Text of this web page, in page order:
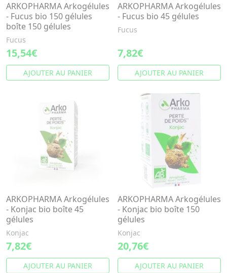
ARKOPHARMA Arkogélules
- Fucus bio 150 gélules
boîte 150 gélules
Fucus
15,54€
AJOUTER AU PANIER
ARKOPHARMA Arkogélules
- Fucus bio 45 gélules
Fucus
7,82€
AJOUTER AU PANIER
ARKOPHARMA Arkogélules
- Konjac bio boîte 45
gélules
Konjac
7,82€
AJOUTER AU PANIER
ARKOPHARMA Arkogélules
- Konjac bio boîte 150
gélules
Konjac
20,76€
AJOUTER AU PANIER